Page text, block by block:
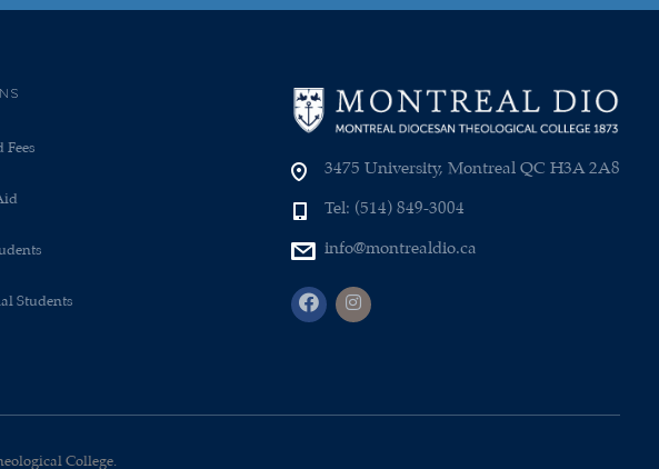
Students
3475 University, Montreal QC H3A 2A8
Tel: (514) 849-3004
info@montrealdio.ca
College.